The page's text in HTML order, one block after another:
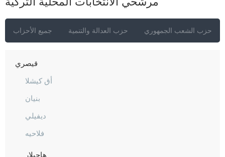
جميع الأحزاب حزب العدالة والتنمية حزب الشعب الجمهوري
كرامان
كاستاموني
قيصري
أق كيشلا
بنيان
ديفيلي
فلاحيه
هاجيلار